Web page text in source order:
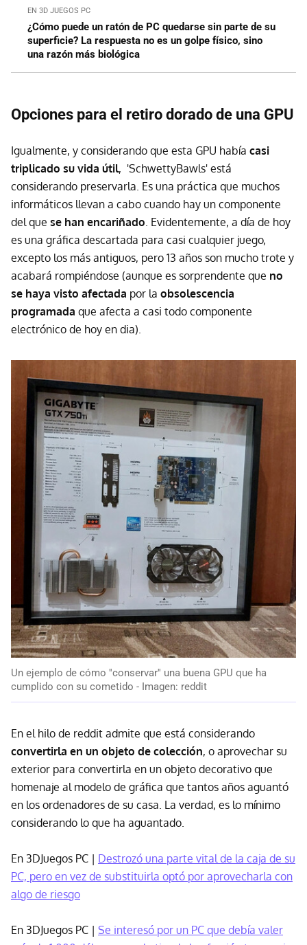
EN 3D JUEGOS PC
¿Cómo puede un ratón de PC quedarse sin parte de su
superficie? La respuesta no es un golpe físico, sino
una razón más biológica
Opciones para el retiro dorado de una GPU
Igualmente, y considerando que esta GPU había casi
triplicado su vida útil, 'SchwettyBawls' está
considerando preservarla. Es una práctica que muchos
informáticos llevan a cabo cuando hay un componente
del que se han encariñado. Evidentemente, a día de hoy
es una gráfica descartada para casi cualquier juego,
excepto los más antiguos, pero 13 años son mucho trote y
acabará rompiéndose (aunque es sorprendente que no
se haya visto afectada por la obsolescencia
programada que afecta a casi todo componente
electrónico de hoy en dia).
Un ejemplo de cómo ''conservar'' una buena GPU que ha
cumplido con su cometido - Imagen: reddit
En el hilo de reddit admite que está considerando
convertirla en un objeto de colección, o aprovechar su
exterior para convertirla en un objeto decorativo que
homenaje al modelo de gráfica que tantos años aguantó
en los ordenadores de su casa. La verdad, es lo mínimo
considerando lo que ha aguantado.
En 3DJuegos PC | Destrozó una parte vital de la caja de su
PC, pero en vez de substituirla optó por aprovecharla con
algo de riesgo
En 3DJuegos PC | Se interesó por un PC que debía valer